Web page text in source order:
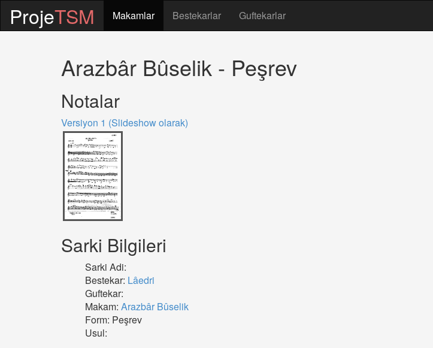
ProjeTSM Makamlar Bestekarlar Guftekarlar
Arazbâr Bûselik - Peşrev
Notalar
Versiyon 1 (Slideshow olarak)
Sarki Bilgileri
Sarki Adi:
Bestekar: Lâedri
Guftekar:
Makam: Arazbâr Bûselik
Form: Peşrev
Usul: